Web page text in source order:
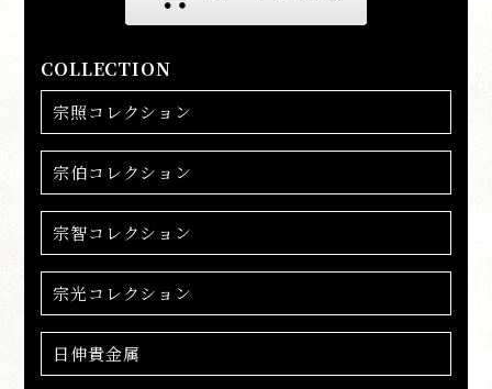
COLLECTION
宗照コレクション
宗伯コレクション
宗智コレクション
宗光コレクション
日伸貴金属